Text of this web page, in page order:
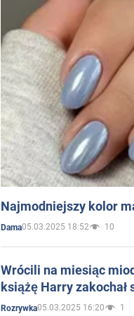
Najmodniejszy kolor
Dama05.03.2025 18:52 10
Wrócili na miesiąc
książę Harry zakochał
Rozrywka05.03.2025 16:20 1